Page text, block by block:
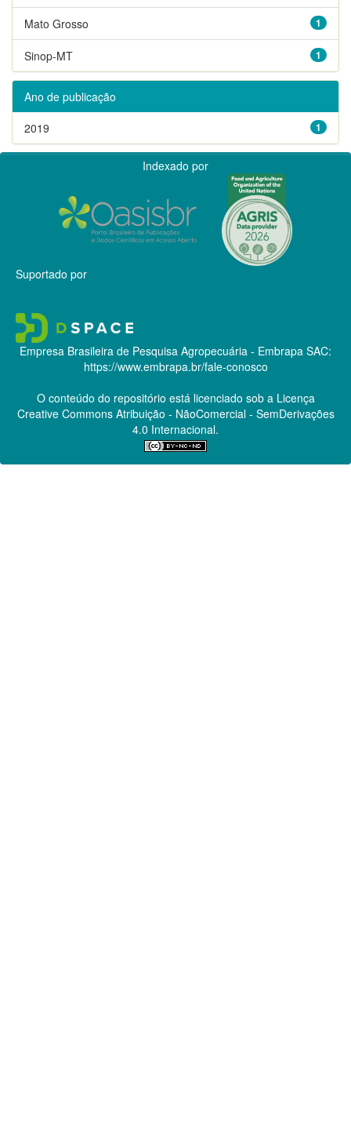
1
Mato Grosso
1
Sinop-MT
Ano de publicação
1
2019
Indexado por
Suportado por
Empresa Brasileira de Pesquisa Agropecuária - Embrapa SAC:
https://www.embrapa.br/fale-conosco
O conteúdo do repositório está licenciado sob a Licença
Creative CommonsAtribuição - NãoComercial - SemDerivações
4.0 Internacional.